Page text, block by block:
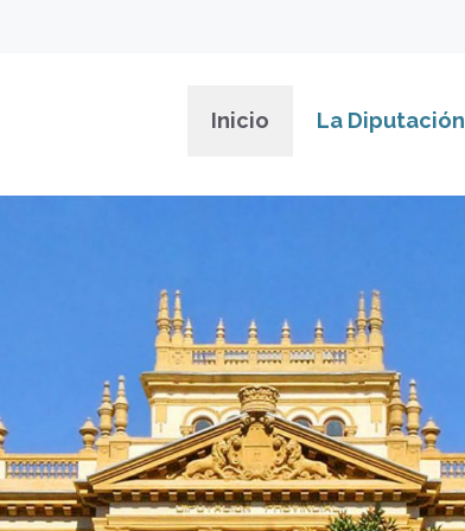
Inicio La Diputación